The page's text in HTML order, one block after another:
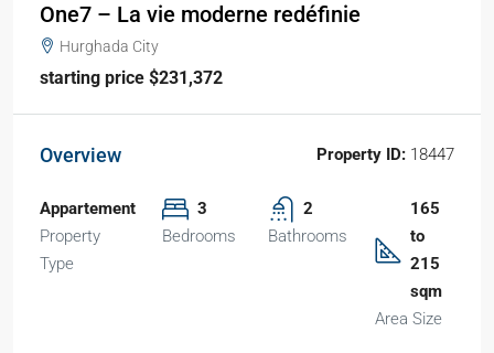
One7 – La vie moderne redéfinie
Hurghada City
starting price $231,372
Overview Property ID: 18447
Appartement
Property
Type
3
Bedrooms
2
Bathrooms
165
to
215
sqm
Area Size